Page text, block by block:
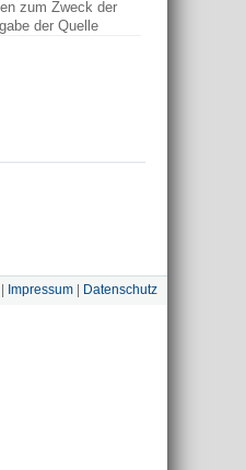
zum Zweck der
der Quelle
Impressum | Datenschutz